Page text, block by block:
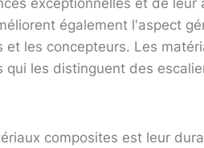
exceptionnelles et de
également l'aspect
les concepteurs. Les
les distinguent des
composites est leur